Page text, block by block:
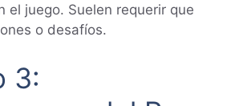
el juego. Suelen requerir que
o desafíos.
3: